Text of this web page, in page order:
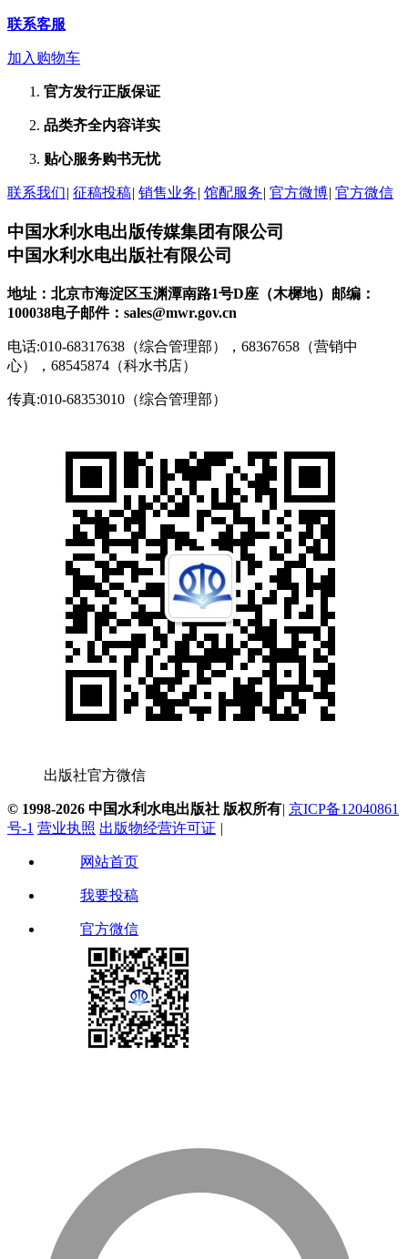
联系客服
加入购物车
官方发行正版保证
品类齐全内容详实
贴心服务购书无忧
联系我们| 征稿投稿| 销售业务| 馆配服务| 官方微博| 官方微信
中国水利水电出版传媒集团有限公司
中国水利水电出版社有限公司
地址：北京市海淀区玉渊潭南路1号D座（木樨地） 邮编：
100038电子邮件：sales@mwr.gov.cn
电话:010-68317638（综合管理部），68367658（营销中
心），68545874（科水书店）
传真:010-68353010（综合管理部）
出版社官方微信
© 1998-2026 中国水利水电出版社 版权所有| 京ICP备12040861
号-1 营业执照 出版物经营许可证 |
网站首页
我要投稿
官方微信